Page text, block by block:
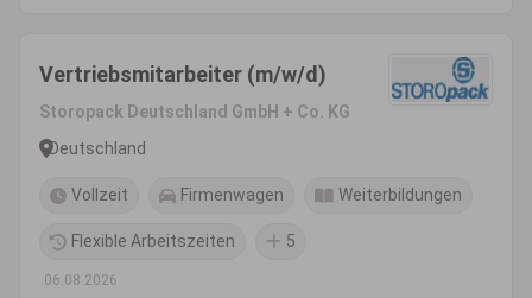
Vertriebsmitarbeiter (m/w/d)
Storopack Deutschland GmbH + Co. KG
Deutschland
Vollzeit Firmenwagen Weiterbildungen
Flexible Arbeitszeiten 5
06.08.2026